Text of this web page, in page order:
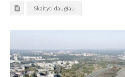
Skaityti daugiau